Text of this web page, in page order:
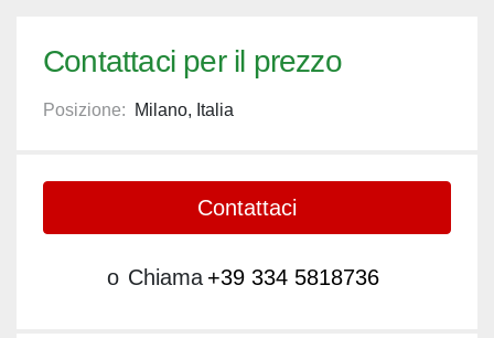
Contattaci per il prezzo
Posizione: Milano, Italia
Contattaci
o Chiama +39 334 5818736